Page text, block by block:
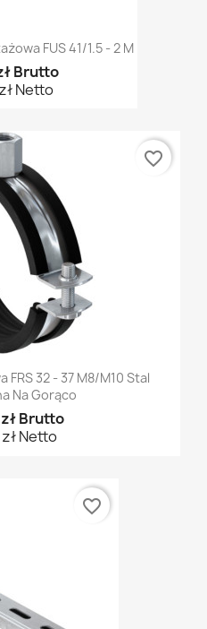
FUS 41/1.5 - 2 M
Brutto
Netto
32 - 37 M8/M10 Stal
Na Gorąco
Brutto
zł Netto
favorite_border
favorite_border